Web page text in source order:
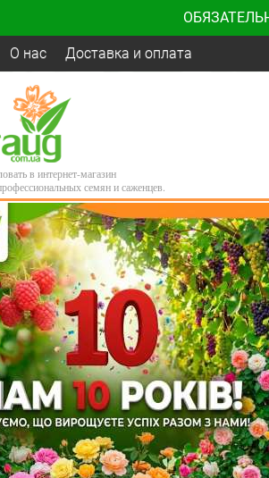
О нас Доставка и оплата
в интернет-магазин
семян и саженцев.